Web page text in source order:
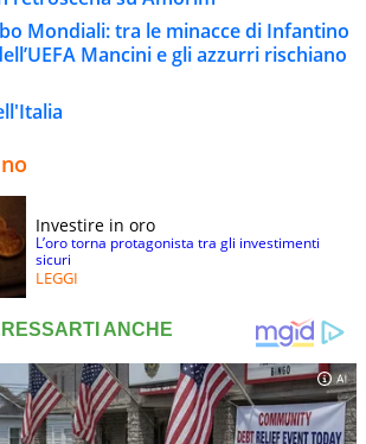
Mondiali: tra le minacce di Infantino
Mancini e gli azzurri rischiano
Investire in oro
L’oro torna protagonista tra gli investimenti
sicuri
LEGGI